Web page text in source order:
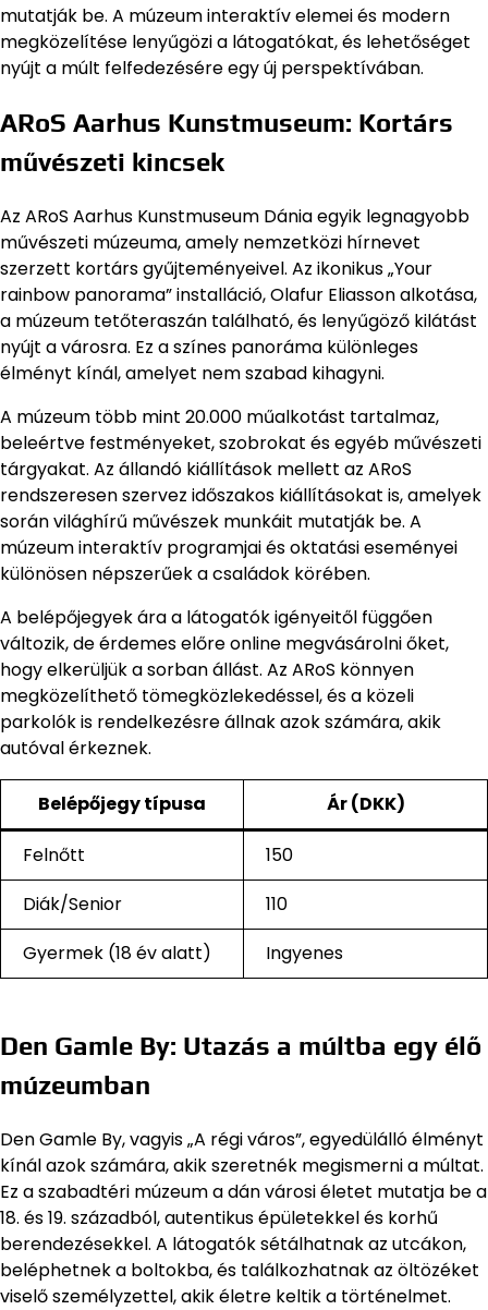
mutatják be. A múzeum interaktív elemei és modern
megközelítése lenyűgözi a látogatókat, és lehetőséget
nyújt a múlt felfedezésére egy új perspektívában.
ARoS Aarhus Kunstmuseum: Kortárs
művészeti kincsek
Az ARoS Aarhus Kunstmuseum Dánia egyik legnagyobb
művészeti múzeuma, amely nemzetközi hírnevet
szerzett kortárs gyűjteményeivel. Az ikonikus „Your
rainbow panorama” installáció, Olafur Eliasson alkotása,
a múzeum tetőteraszán található, és lenyűgöző kilátást
nyújt a városra. Ez a színes panoráma különleges
élményt kínál, amelyet nem szabad kihagyni.
A múzeum több mint 20.000 műalkotást tartalmaz,
beleértve festményeket, szobrokat és egyéb művészeti
tárgyakat. Az állandó kiállítások mellett az ARoS
rendszeresen szervez időszakos kiállításokat is, amelyek
során világhírű művészek munkáit mutatják be. A
múzeum interaktív programjai és oktatási eseményei
különösen népszerűek a családok körében.
A belépőjegyek ára a látogatók igényeitől függően
változik, de érdemes előre online megvásárolni őket,
hogy elkerüljük a sorban állást. Az ARoS könnyen
megközelíthető tömegközlekedéssel, és a közeli
parkolók is rendelkezésre állnak azok számára, akik
autóval érkeznek.
Belépőjegy típusa Ár (DKK)
Felnőtt
150
Diák/Senior
110
Gyermek (18 év alatt)
Ingyenes
Den Gamle By: Utazás a múltba egy élő
múzeumban
Den Gamle By, vagyis „A régi város”, egyedülálló élményt
kínál azok számára, akik szeretnék megismerni a múltat.
Ez a szabadtéri múzeum a dán városi életet mutatja be a
18. és 19. századból, autentikus épületekkel és korhű
berendezésekkel. A látogatók sétálhatnak az utcákon,
beléphetnek a boltokba, és találkozhatnak az öltözéket
viselő személyzettel, akik életre keltik a történelmet.